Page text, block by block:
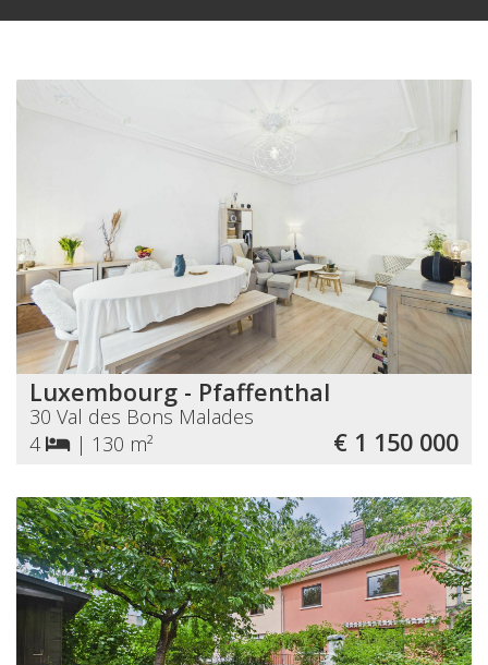
Luxembourg - Pfaffenthal
30 Val des Bons Malades
4
| 130 m² € 1 150 000